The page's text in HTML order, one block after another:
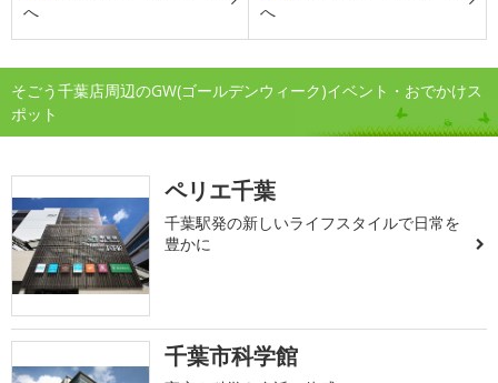
へ
へ
そごう千葉店周辺のGW(ゴールデンウィーク)イベント・おでかけス
ポット
ペリエ千葉
千葉駅発の新しいライフスタイルで日常を
豊かに
千葉市科学館